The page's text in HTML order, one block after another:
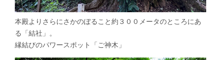
本殿よりさらにさかのぼること約３００メータのところにあ
る「結社」。
縁結びのパワースポット「ご神木」